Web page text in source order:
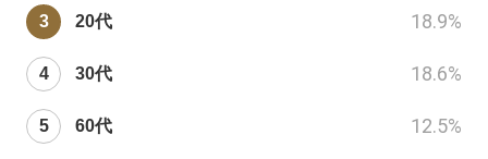
20代 18.9%
30代 18.6%
60代 12.5%